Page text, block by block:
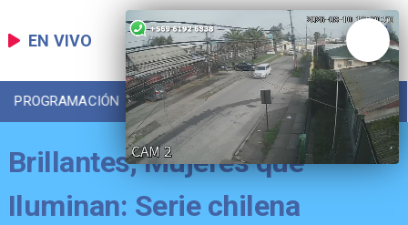
EN VIVO
PROGRAMACIÓN LOCAL DEPORTES
Brillantes, Mujeres que
Iluminan: Serie chilena